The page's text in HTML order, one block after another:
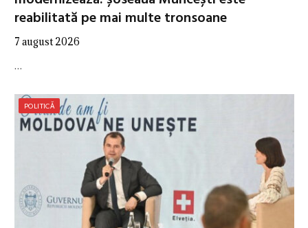
reabilitată pe mai multe tronsoane
7 august 2026
…
POLITICĂ